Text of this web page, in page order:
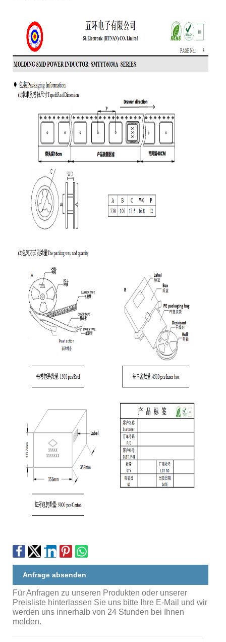
Anfrage absenden
Für Anfragen zu unseren Produkten oder unserer
Preisliste hinterlassen Sie uns bitte Ihre E-Mail und wir
werden uns innerhalb von 24 Stunden bei Ihnen
melden.